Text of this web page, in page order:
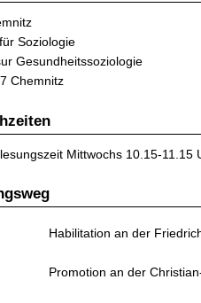
Soziologie
Gesundheitssoziologie
Chemnitz
Mittwochs 10.15-
Habilitation an der
Promotion an der